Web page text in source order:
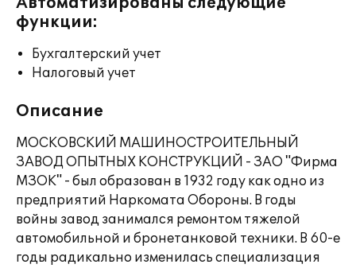
функции:
Бухгалтерский учет
Налоговый учет
Описание
МОСКОВСКИЙ МАШИНОСТРОИТЕЛЬНЫЙ
ЗАВОД ОПЫТНЫХ КОНСТРУКЦИЙ - ЗАО "Фирма
МЗОК" - был образован в 1932 году как одно из
предприятий Наркомата Обороны. В годы
войны завод занимался ремонтом тяжелой
автомобильной и бронетанковой техники. В 60-е
годы радикально изменилась специализация